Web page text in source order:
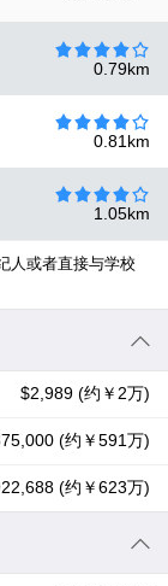
0.79km
0.81 km
1.05km
人或者直接与学校
$2,989 (约￥2万)
(约￥591万)
(约￥623万)